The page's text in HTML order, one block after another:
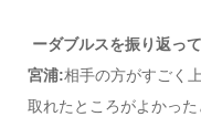
ーダブルスを振り返って
宮浦:相手の方がすごく
取れたところがよかっ